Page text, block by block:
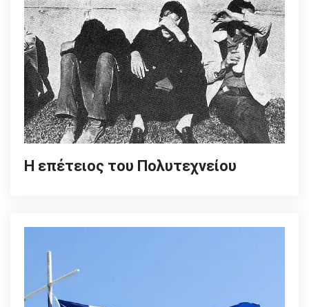
Η επέτειος του Πολυτεχνείου